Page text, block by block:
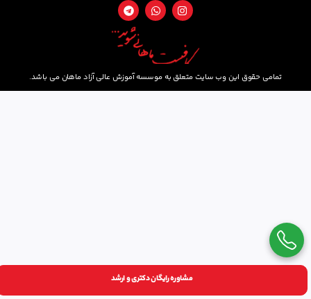
تمامی حقوق این وب سایت متعلق به موسسه آموزش عالی آزاد ماهان می باشد.
مشاوره رایگان دکتری و ارشد